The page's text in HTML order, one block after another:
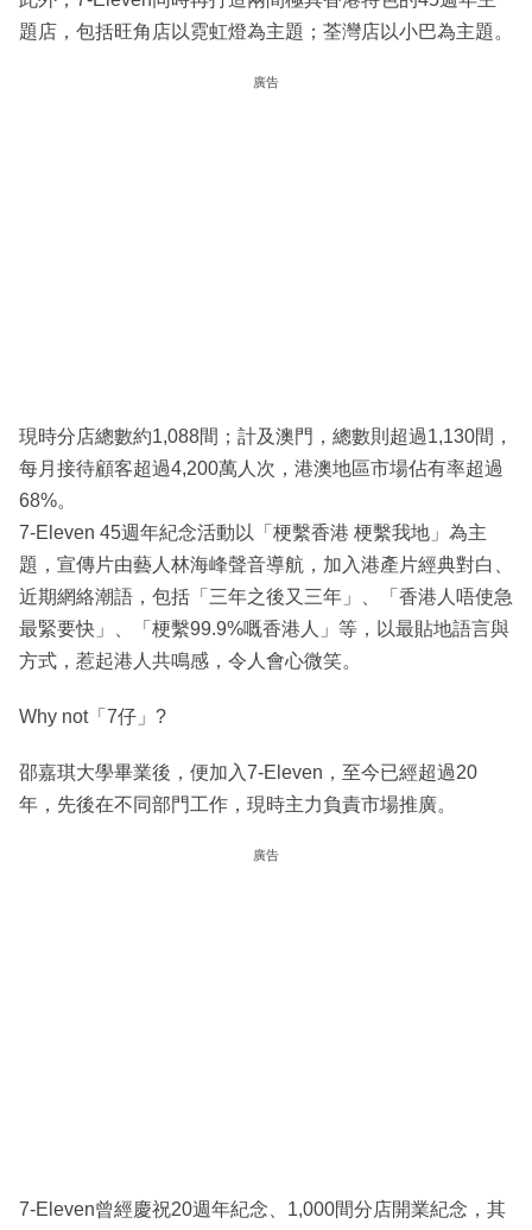
題店，包括旺角店以霓虹燈為主題；荃灣店以小巴為主題。
廣告
現時分店總數約1,088間；計及澳門，總數則超過1,130間，
每月接待顧客超過4,200萬人次，港澳地區市場佔有率超過
68%。
7-Eleven 45週年紀念活動以「梗繫香港 梗繫我地」為主
題，宣傳片由藝人林海峰聲音導航，加入港產片經典對白、
近期網絡潮語，包括「三年之後又三年」、「香港人唔使急
最緊要快」、「梗繫99.9%嘅香港人」等，以最貼地語言與
方式，惹起港人共鳴感，令人會心微笑。
Why not「7仔」?
邵嘉琪大學畢業後，便加入7-Eleven，至今已經超過20
年，先後在不同部門工作，現時主力負責市場推廣。
廣告
7-Eleven曾經慶祝20週年紀念、1,000間分店開業紀念，其